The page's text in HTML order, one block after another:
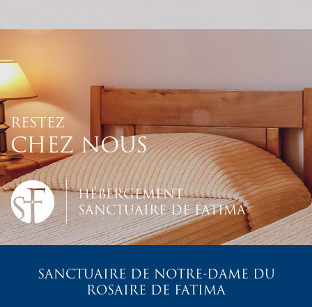
RESTEZ
CHEZ NOUS
HÉBERGEMENT
SANCTUAIRE DE FATIMA
SANCTUAIRE DE NOTRE-DAME DU
ROSAIRE DE FATIMA